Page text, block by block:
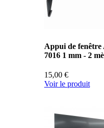
Appui de
7016 1 mm - 2
15,00 €
Voir le produit